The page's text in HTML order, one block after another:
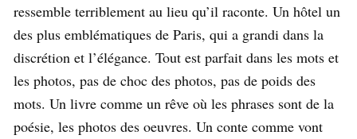
ressemble terriblement au lieu qu’il raconte. Un hôtel un
des plus emblématiques de Paris, qui a grandi dans la
discrétion et l’élégance. Tout est parfait dans les mots et
les photos, pas de choc des photos, pas de poids des
mots. Un livre comme un rêve où les phrases sont de la
poésie, les photos des oeuvres. Un conte comme vont